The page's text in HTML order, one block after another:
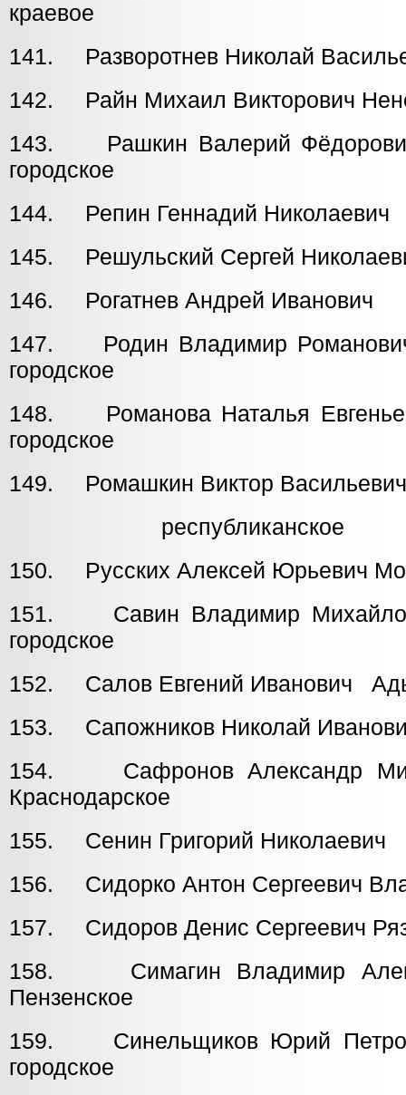
краевое
141. Разворотнев Николай
142. Райн Михаил Викторович
143. Рашкин Валерий
городское
144. Репин Геннадий
145. Решульский Сергей
146. Рогатнев Андрей
147. Родин Владимир
городское
148. Романова Наталья
городское
149. Ромашкин Виктор
республиканское
150. Русских Алексей Юрьевич
151. Савин Владимир
городское
152. Салов Евгений Иванович
153. Сапожников Николай
154. Сафронов
Краснодарское
155. Сенин Григорий
156. Сидорко Антон Сергеевич
157. Сидоров Денис Сергеевич
158. Симагин Владимир
Пензенское
159. Синельщиков Юрий
городское